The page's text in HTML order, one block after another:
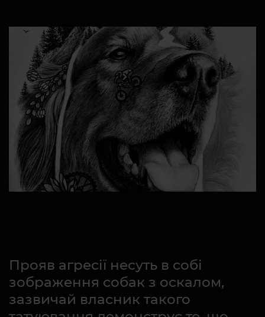
Прояв агресії несуть в собі
зображення собак з оскалом,
зазвичай власник такого